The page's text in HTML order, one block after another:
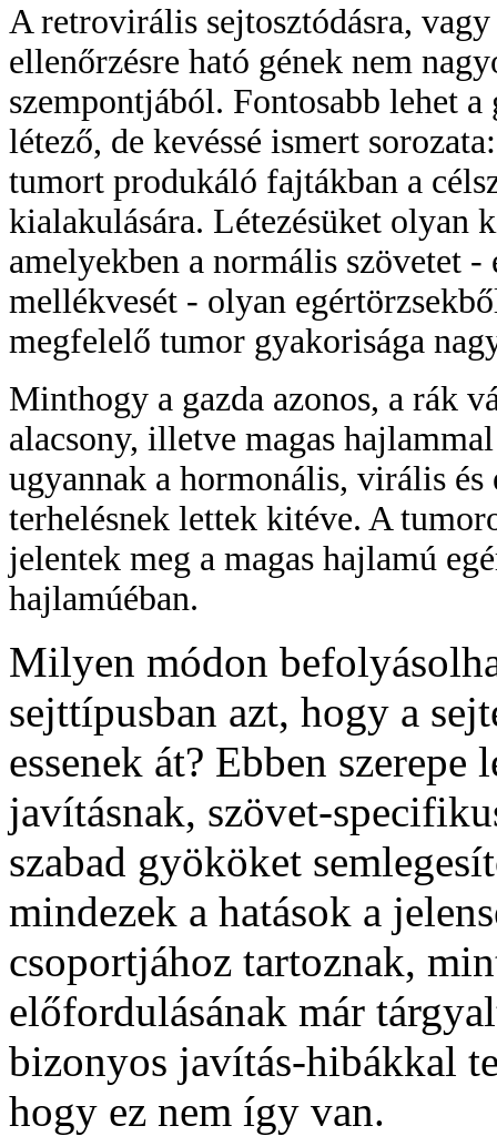
A retrovirális sejtosztódásra,
ellenőrzésre ható gének nem
szempontjából. Fontosabb lehet
létező, de kevéssé ismert
tumort produkáló fajtákban a
kialakulására. Létezésüket olyan
amelyekben a normális szövetet
mellékvesét - olyan
megfelelő tumor gyakorisága
Minthogy a gazda azonos, a rák
alacsony, illetve magas
ugyannak a hormonális, virális
terhelésnek lettek kitéve. A
jelentek meg a magas hajlamú
hajlamúéban.
Milyen módon
sejttípusban azt, hogy a
essenek át? Ebben
javításnak, szövet-
szabad gyököket
mindezek a hatások a
csoportjához tartoznak,
előfordulásának már
bizonyos javítás-hibákkal
hogy ez nem így van.